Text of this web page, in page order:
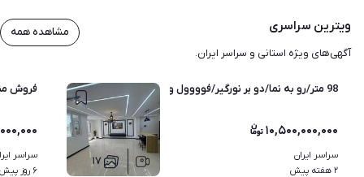
ویترین سراسری
آگهی‌های ویژه استانی و سراسر ایران.
مشاهده همه
۱۷
98 متر/رو به نما/دو بر نورگیر/فوووول و شیک
۱۰,۵۰۰,۰۰۰,۰۰۰
سراسر ایران
۲ هفته پیش
فروش
سراسر
۶ روز پیش